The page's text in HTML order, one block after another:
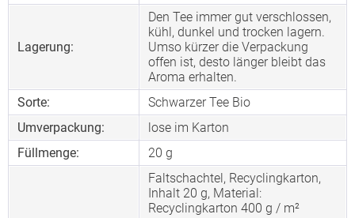
Lagerung:
Den Tee immer gut verschlossen,
kühl, dunkel und trocken lagern.
Umso kürzer die Verpackung
offen ist, desto länger bleibt das
Aroma erhalten.
Sorte:
Schwarzer Tee Bio
Umverpackung:
lose im Karton
Füllmenge:
20 g
Faltschachtel, Recyclingkarton,
Inhalt 20 g, Material:
Recyclingkarton 400 g / m²